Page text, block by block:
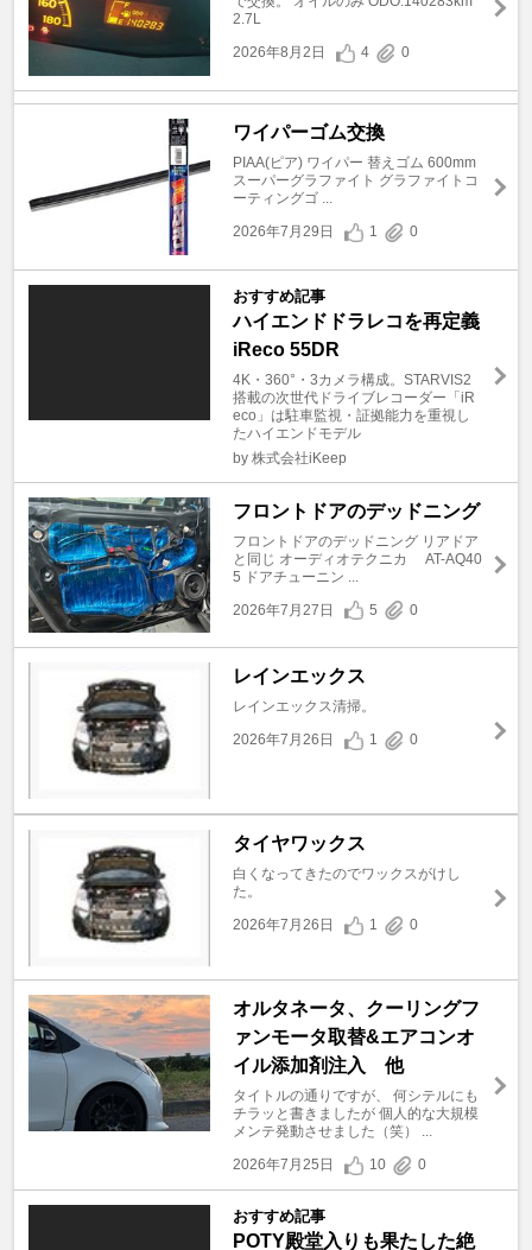
2.7L
2026年8月2日
4 0
ワイパーゴム交換
PIAA(ピア) ワイパー 替えゴム 600mm
スーパーグラファイト グラファイトコ
ーティングゴ ...
2026年7月29日
1 0
おすすめ記事
ハイエンドドラレコを再定義
iReco 55DR
4K・360°・3カメラ構成。STARVIS2
搭載の次世代ドライブレコーダー「iR
eco」は駐車監視・証拠能力を重視し
たハイエンドモデル
by 株式会社iKeep
フロントドアのデッドニング
フロントドアのデッドニング リアドア
と同じ オーディオテクニカ AT-AQ40
5 ドアチューニン ...
2026年7月27日
5 0
レインエックス
レインエックス清掃。
2026年7月26日
1 0
タイヤワックス
白くなってきたのでワックスがけし
た。
2026年7月26日
1 0
オルタネータ、クーリングフ
ァンモータ取替&エアコンオ
イル添加剤注入 他
タイトルの通りですが、 何シテルにも
チラッと書きましたが 個人的な大規模
メンテ発動させました（笑） ...
2026年7月25日
10 0
おすすめ記事
POTY殿堂入りも果たした絶